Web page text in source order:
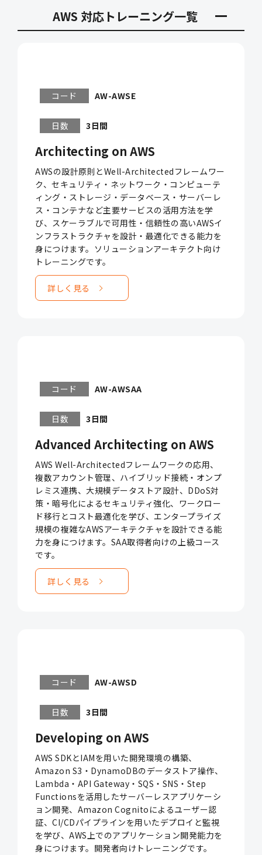
AWS 対応トレーニング一覧
コード AW-AWSE
日数 3日間
Architecting on AWS
AWSの設計原則とWell-Architectedフレームワー
ク、セキュリティ・ネットワーク・コンピューテ
ィング・ストレージ・データベース・サーバーレ
ス・コンテナなど主要サービスの活用方法を学
び、スケーラブルで可用性・信頼性の高いAWSイ
ンフラストラクチャを設計・最適化できる能力を
身につけます。ソリューションアーキテクト向け
トレーニングです。
詳しく見る
コード AW-AWSAA
日数 3日間
Advanced Architecting on AWS
AWS Well-Architectedフレームワークの応用、
複数アカウント管理、ハイブリッド接続・オンプ
レミス連携、大規模データストア設計、DDoS対
策・暗号化によるセキュリティ強化、ワークロー
ド移行とコスト最適化を学び、エンタープライズ
規模の複雑なAWSアーキテクチャを設計できる能
力を身につけます。SAA取得者向けの上級コース
です。
詳しく見る
コード AW-AWSD
日数 3日間
Developing on AWS
AWS SDKとIAMを用いた開発環境の構築、
Amazon S3・DynamoDBのデータストア操作、
Lambda・API Gateway・SQS・SNS・Step
Functionsを活用したサーバーレスアプリケーシ
ョン開発、Amazon Cognitoによるユーザー認
証、CI/CDパイプラインを用いたデプロイと監視
を学び、AWS上でのアプリケーション開発能力を
身につけます。開発者向けトレーニングです。